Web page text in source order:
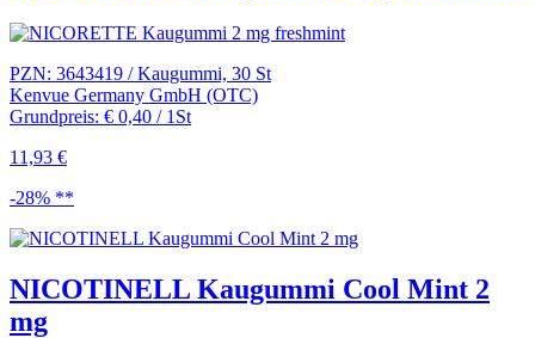
PZN: 3643419 / Kaugummi, 30 St
Kenvue Germany GmbH (OTC)
Grundpreis: € 0,40 / 1St
11,93 €
-28% **
NICOTINELL Kaugummi Cool Mint 2
mg